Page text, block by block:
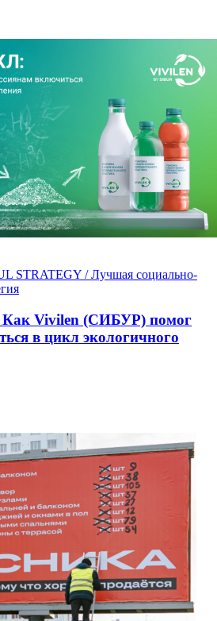
STRATEGY / Лучшая социально-
Vivilen (СИБУР) помог
в цикл экологичного